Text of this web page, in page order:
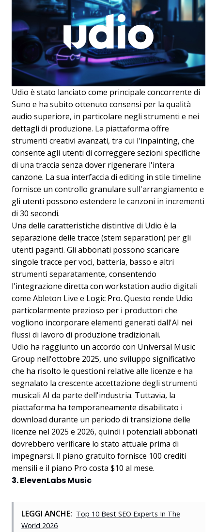
Udio è stato lanciato come principale concorrente di
Suno e ha subito ottenuto consensi per la qualità
audio superiore, in particolare negli strumenti e nei
dettagli di produzione. La piattaforma offre
strumenti creativi avanzati, tra cui l'inpainting, che
consente agli utenti di correggere sezioni specifiche
di una traccia senza dover rigenerare l'intera
canzone. La sua interfaccia di editing in stile timeline
fornisce un controllo granulare sull'arrangiamento e
gli utenti possono estendere le canzoni in incrementi
di 30 secondi.
Una delle caratteristiche distintive di Udio è la
separazione delle tracce (stem separation) per gli
utenti paganti. Gli abbonati possono scaricare
singole tracce per voci, batteria, basso e altri
strumenti separatamente, consentendo
l'integrazione diretta con workstation audio digitali
come Ableton Live e Logic Pro. Questo rende Udio
particolarmente prezioso per i produttori che
vogliono incorporare elementi generati dall'AI nei
flussi di lavoro di produzione tradizionali.
Udio ha raggiunto un accordo con Universal Music
Group nell'ottobre 2025, uno sviluppo significativo
che ha risolto le questioni relative alle licenze e ha
segnalato la crescente accettazione degli strumenti
musicali AI da parte dell'industria. Tuttavia, la
piattaforma ha temporaneamente disabilitato i
download durante un periodo di transizione delle
licenze nel 2025 e 2026, quindi i potenziali abbonati
dovrebbero verificare lo stato attuale prima di
impegnarsi. Il piano gratuito fornisce 100 crediti
mensili e il piano Pro costa $10 al mese.
3. ElevenLabs Music
LEGGI ANCHE: Top 10 Best SEO Experts In The
World 2026